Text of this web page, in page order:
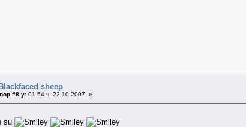
sheep
#8 у: 01.54 ч. 22.10.2007. »
su